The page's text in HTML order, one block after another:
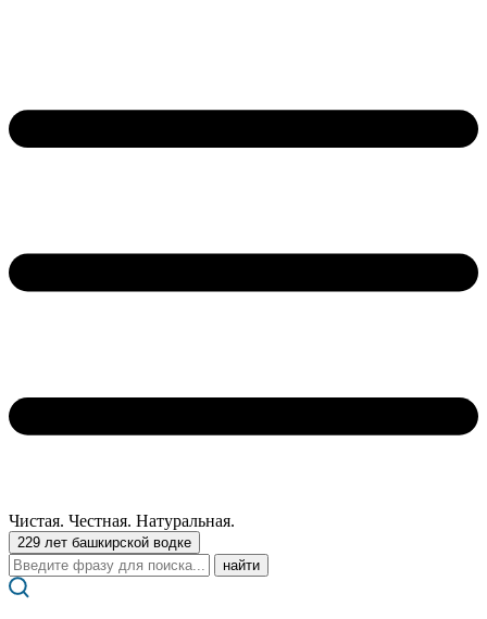
Чистая. Честная. Натуральная.
229 лет башкирской водке
Поиск: